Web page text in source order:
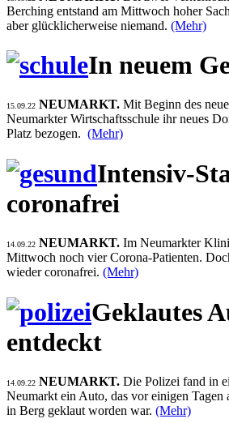
Berching entstand am Mittwoch hoher
aber glücklicherweise niemand. (Mehr)
In neuem
15.09.22 NEUMARKT. Mit Beginn des
Neumarkter Wirtschaftsschule ihr neues
Platz bezogen. (Mehr)
Intensiv-
coronafrei
14.09.22 NEUMARKT. Im Neumarkter
Mittwoch noch vier Corona-Patienten.
wieder coronafrei. (Mehr)
Geklautes
entdeckt
14.09.22 NEUMARKT. Die Polizei fand in
Neumarkt ein Auto, das vor einigen Tagen
in Berg geklaut worden war. (Mehr)